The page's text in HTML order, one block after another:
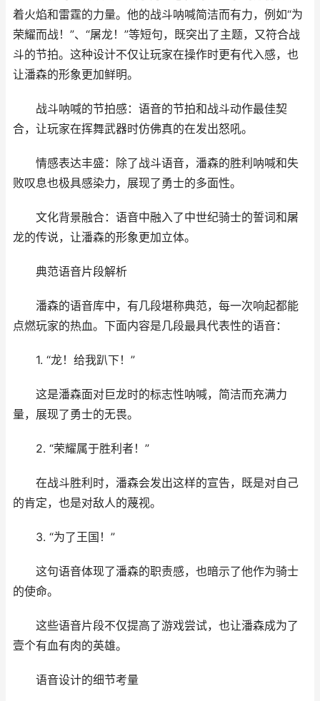
着火焰和雷霆的力量。他的战斗呐喊简洁而有力，例如“为
荣耀而战！”、“屠龙！”等短句，既突出了主题，又符合战
斗的节拍。这种设计不仅让玩家在操作时更有代入感，也
让潘森的形象更加鲜明。
战斗呐喊的节拍感：语音的节拍和战斗动作最佳契
合，让玩家在挥舞武器时仿佛真的在发出怒吼。
情感表达丰盛：除了战斗语音，潘森的胜利呐喊和失
败叹息也极具感染力，展现了勇士的多面性。
文化背景融合：语音中融入了中世纪骑士的誓词和屠
龙的传说，让潘森的形象更加立体。
典范语音片段解析
潘森的语音库中，有几段堪称典范，每一次响起都能
点燃玩家的热血。下面内容是几段最具代表性的语音：
1. “龙！给我趴下！”
这是潘森面对巨龙时的标志性呐喊，简洁而充满力
量，展现了勇士的无畏。
2. “荣耀属于胜利者！”
在战斗胜利时，潘森会发出这样的宣告，既是对自己
的肯定，也是对敌人的蔑视。
3. “为了王国！”
这句语音体现了潘森的职责感，也暗示了他作为骑士
的使命。
这些语音片段不仅提高了游戏尝试，也让潘森成为了
壹个有血有肉的英雄。
语音设计的细节考量